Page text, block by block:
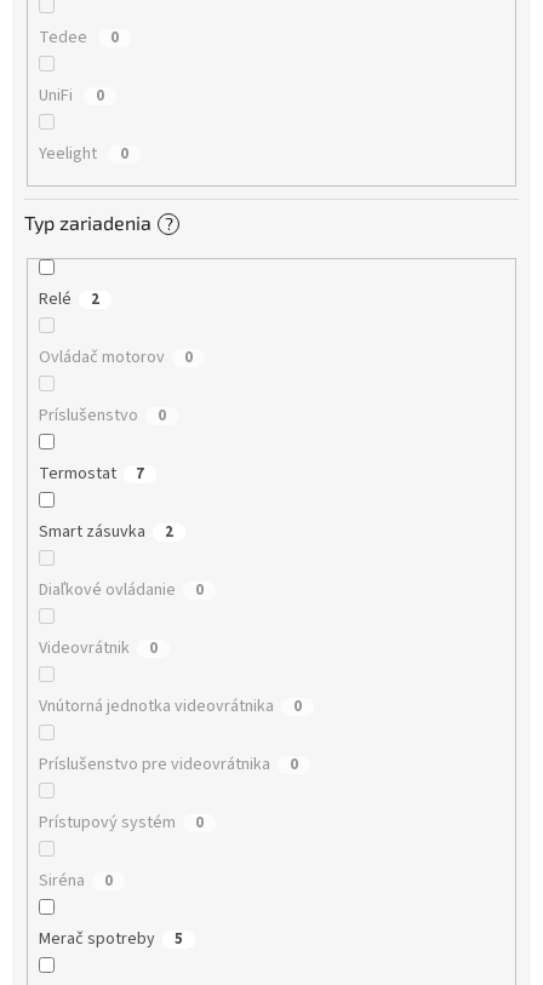
Tedee 0
UniFi 0
Yeelight 0
Typ zariadenia ?
Relé 2
Ovládač motorov 0
Príslušenstvo 0
Termostat 7
Smart zásuvka 2
Diaľkové ovládanie 0
Videovrátnik 0
Vnútorná jednotka videovrátnika 0
Príslušenstvo pre videovrátnika 0
Prístupový systém 0
Siréna 0
Merač spotreby 5